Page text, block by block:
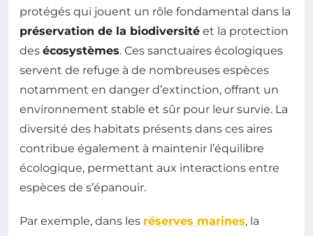
protégés qui jouent un rôle fondamental dans la
préservation de la biodiversité et la protection
des écosystèmes. Ces sanctuaires écologiques
servent de refuge à de nombreuses espèces
notamment en danger d’extinction, offrant un
environnement stable et sûr pour leur survie. La
diversité des habitats présents dans ces aires
contribue également à maintenir l’équilibre
écologique, permettant aux interactions entre
espèces de s’épanouir.
Par exemple, dans les réserves marines, la